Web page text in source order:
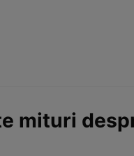
mituri